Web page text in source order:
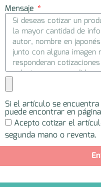
Mensaje
Si el artículo se
puede encontrar en
Acepto cotizar el
segunda mano o reventa.